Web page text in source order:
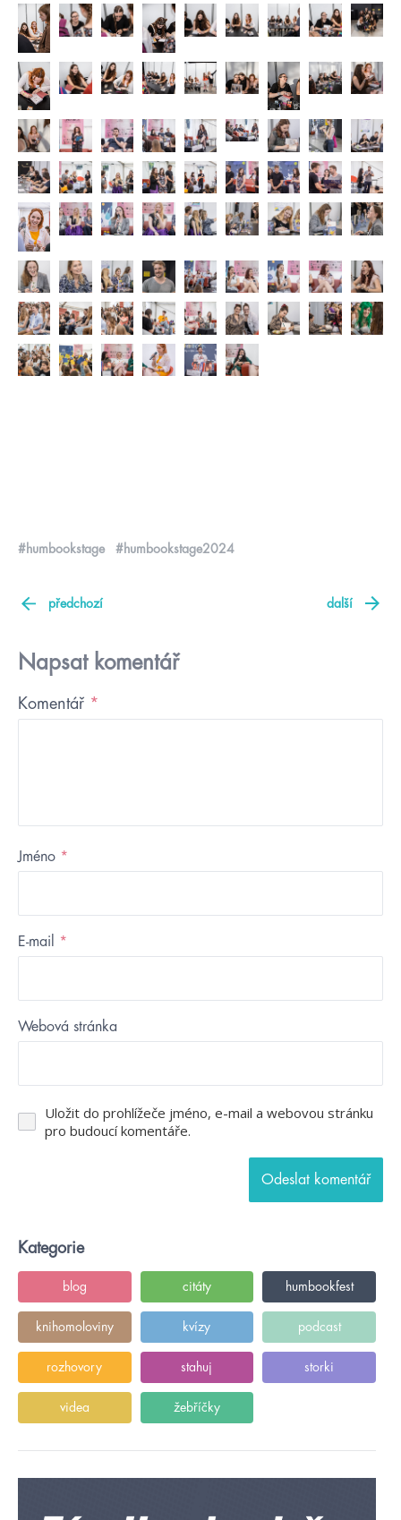
#humbookstage #humbookstage2024
předchozí další
Napsat komentář
Komentář *
Jméno *
E-mail *
Webová stránka
Uložit do prohlížeče jméno, e-mail a webovou stránku
pro budoucí komentáře.
Kategorie
blog citáty humbookfest
knihomoloviny kvízy podcast
rozhovory stahuj storki
videa žebříčky